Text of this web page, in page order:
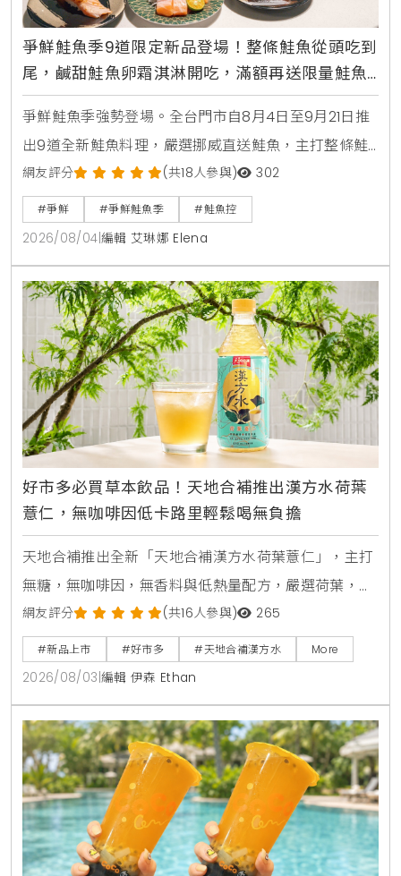
爭鮮鮭魚季9道限定新品登場！整條鮭魚從頭吃到
尾，鹹甜鮭魚卵霜淇淋開吃，滿額再送限量鮭魚
造型扇
爭鮮鮭魚季強勢登場。全台門市自8月4日至9月21日推
出9道全新鮭魚料理，嚴選挪威直送鮭魚，主打整條鮭
魚從頭吃到尾，包含照燒鮭魚頭，鮮嫩鮭魚肚生魚片，
紫蘇和風鮭魚冷麵，以及可可焦糖鮭魚與鮭魚卵黑糖霜
淇淋等創意鹹甜點。爭鮮APP會員消費滿額再贈送限量
獵奇鮭魚造型扇與專屬優惠彩蛋。
網友評分 (共18人參與) 302
#爭鮮 #爭鮮鮭魚季 #鮭魚控
2026/08/04 編輯 艾琳娜 Elena
好市多必買草本飲品！天地合補推出漢方水荷葉
薏仁，無咖啡因低卡路里輕鬆喝無負擔
天地合補推出全新「天地合補漢方水荷葉薏仁」，主打
無糖，無咖啡因，無香料與低熱量配方，嚴選荷葉，薏
仁，山楂等草本素材，口感甘潤清爽。產品於2026年8
月上旬全台好市多Costco獨家上市，每箱24入售價
729元，提供日常輕鬆補水新選擇。
網友評分 (共16人參與) 265
#新品上市 #好市多 #天地合補漢方水 More
2026/08/03 編輯 伊森 Ethan